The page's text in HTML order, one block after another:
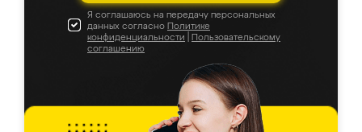
Я соглашаюсь на передачу персональных
данных согласно Политике
конфиденциальности
Пользовательскому
соглашению